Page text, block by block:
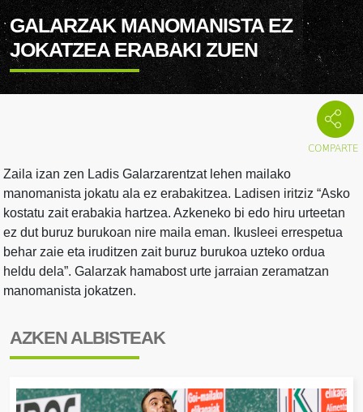
GALARZAK MANOMANISTA EZ
JOKATZEA ERABAKI ZUEN
Zaila izan zen Ladis Galarzarentzat lehen mailako
manomanista jokatu ala ez erabakitzea. Ladisen iritziz “Asko
kostatu zait erabakia hartzea. Azkeneko bi edo hiru urteetan
ez dut buruz burukoan nire maila eman. Ikusleei errespetua
behar zaie eta iruditzen zait buruz burukoa uzteko ordua
heldu dela”. Galarzak hamabost urte jarraian zeramatzan
manomanista jokatzen.
AZKEN ALBISTEAK